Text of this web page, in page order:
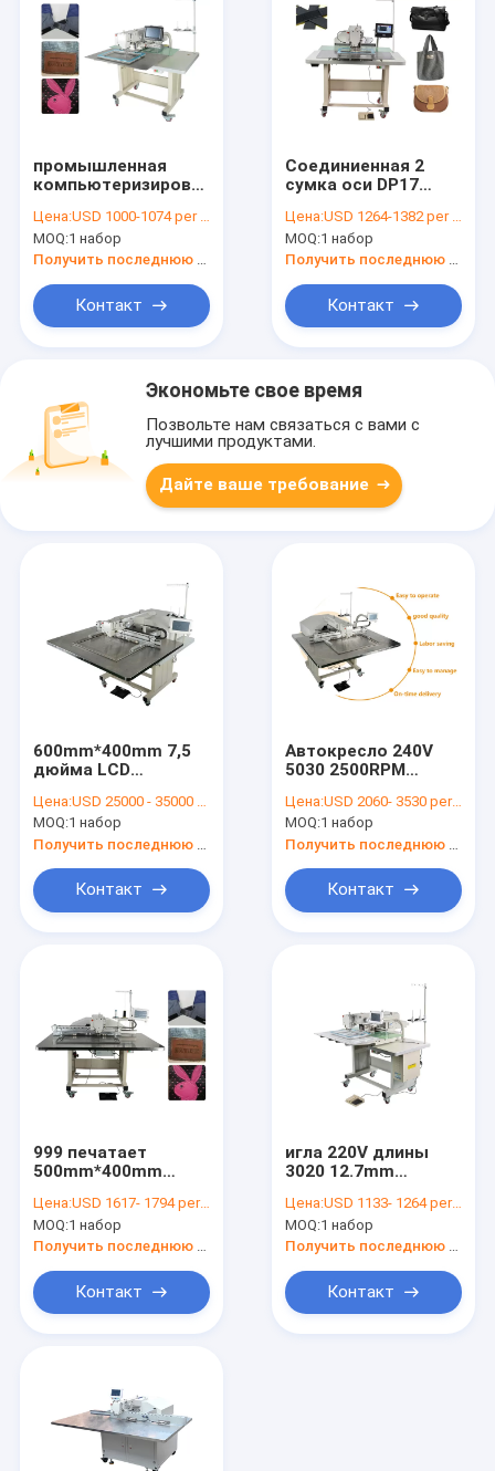
продукты
О Компании
промышленная
компьютеризированная
картины 3020T
Цена:USD 1000-1074 per set
MOQ:1 набор
Получить последнюю цену
Контакт
Соединиенная 2
сумка оси DP17
компьютеризировала
швейную машину
картины
Цена:USD 1264-1382 per set
MOQ:1 набор
Получить последнюю цену
Контакт
Экономьте свое время
Позвольте нам связаться с вами с
лучшими продуктами.
Дайте ваше требование
600mm*400mm 7,5
дюйма LCD
швейную машину
картины
Цена:USD 25000 - 35000 per set
MOQ:1 набор
Контакт
Автокресло 240V
5030 2500RPM
швейную машину
картины
Цена:USD 2060- 3530 per set
MOQ:1 набор
Контакт
999 печатает
500mm*400mm
Programmable
картины
Цена:USD 1617- 1794 per set
MOQ:1 набор
Получить последнюю цену
Контакт
игла 220V длины
3020 12.7mm
компьютеризировала
швейную машину
картины
Цена:USD 1133- 1264 per set
MOQ:1 набор
Получить последнюю цену
Контакт